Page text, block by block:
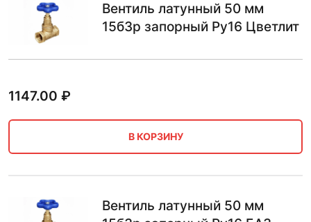
Вентиль латунный 50 мм
15б3р запорный Ру16 Цветлит
1147.00 ₽
В КОРЗИНУ
Вентиль латунный 50 мм